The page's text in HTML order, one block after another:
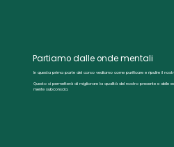
Partiamo dalle onde mentali
In questa prima parte del corso vediamo come purificare e ripulire il
Questo ci permetterà di migliorare la qualità del nostro presente e delle
mente subconscia.